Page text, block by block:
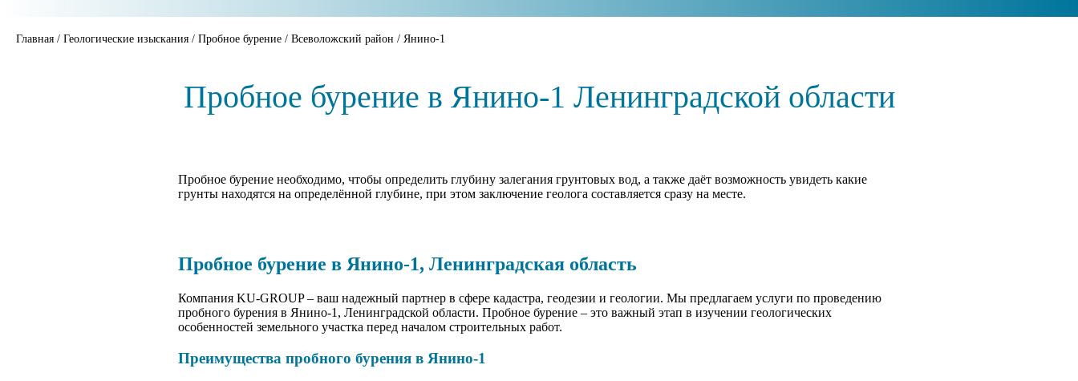
Главная / Геологические изыскания / Пробное бурение / Всеволожский район / Янино-1
Пробное бурение в Янино-1 Ленинградской области
Пробное бурение необходимо, чтобы определить глубину залегания грунтовых вод, а также даёт возможность увидеть какие
грунты находятся на определённой глубине, при этом заключение геолога составляется сразу на месте.
Пробное бурение в Янино-1, Ленинградская область
Компания KU-GROUP – ваш надежный партнер в сфере кадастра, геодезии и геологии. Мы предлагаем услуги по проведению
пробного бурения в Янино-1, Ленинградской области. Пробное бурение – это важный этап в изучении геологических
особенностей земельного участка перед началом строительных работ.
Преимущества пробного бурения в Янино-1